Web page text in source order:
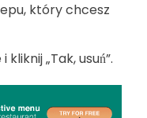
który chcesz
„Tak, usuń”.